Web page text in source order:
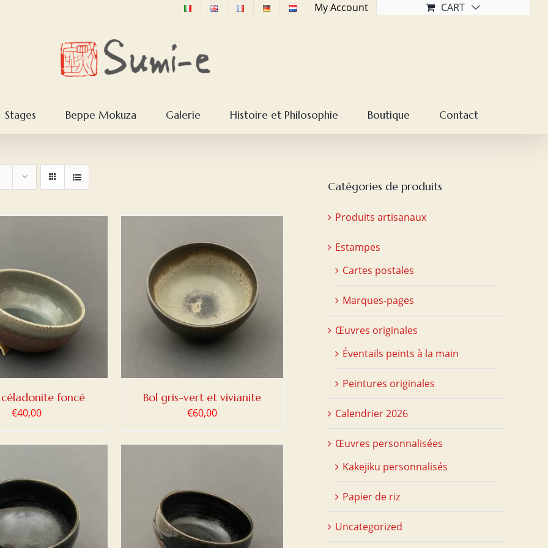
My Account CART
Stages Beppe Mokuza Galerie Histoire et Philosophie Boutique Contact
céladonite foncé
€40,00
AU PANIER DETAILS
Bol gris-vert et vivianite
€60,00
AU PANIER / DETAILS
Catégories de produits
Produits artisanaux
Estampes
Cartes postales
Marques-pages
Œuvres originales
Éventails peints à la main
Peintures originales
Calendrier 2026
Œuvres personnalisées
Kakejiku personnalisés
Papier de riz
Uncategorized